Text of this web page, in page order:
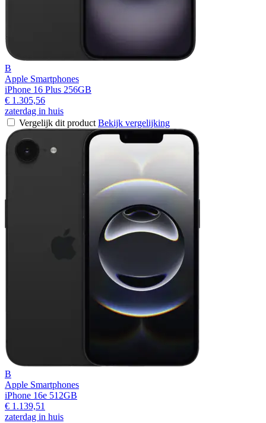
B
Apple Smartphones
iPhone 16 Plus 256GB
€ 1.305,56
zaterdag in huis
Vergelijk dit product Bekijk vergelijking
B
Apple Smartphones
iPhone 16e 512GB
€ 1.139,51
zaterdag in huis